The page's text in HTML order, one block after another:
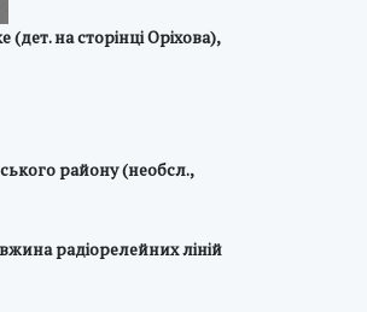
на сторінці Оріхова),
району (необсл.,
радіорелейних ліній